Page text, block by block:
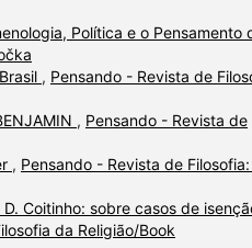
Política e o Pensamento
, Pensando - Revista de
, Pensando - Revista de
, Pensando - Revista de
Coitinho: sobre casos de
da Religião/Book